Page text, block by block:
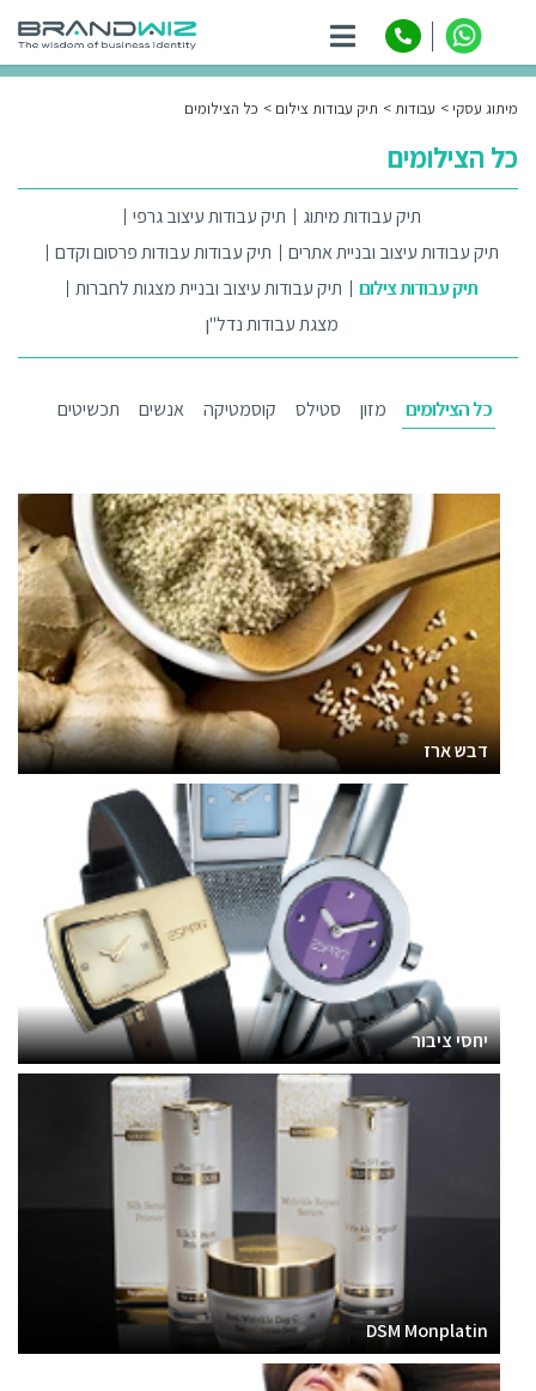
מיתוג עסקי עבודות תיק עבודות צילום כל הצילומים
כל הצילומים
תיק עבודות מיתוג
תיק עבודות עיצוב גרפי
תיק עבודות עיצוב ובניית אתרים
תיק עבודות עבודות פרסום וקדם
תיק עבודות צילום
תיק עבודות עיצוב ובניית מצגות לחברות
מצגת עבודות נדל"ן
כל הצילומים מזון סטילס קוסמטיקה אנשים תכשיטים
דבש ארז
יחסי ציבור
DSM Monplatin